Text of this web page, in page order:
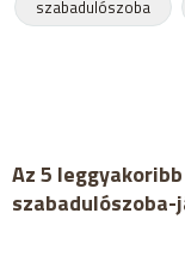
szabadulószoba
Az 5